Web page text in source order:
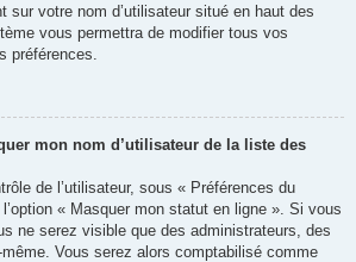
sur votre nom d’utilisateur situé en haut des
vous permettra de modifier tous vos
préférences.
mon nom d’utilisateur de la liste des
de l’utilisateur, sous « Préférences du
« Masquer mon statut en ligne ». Si vous
ne serez visible que des administrateurs, des
Vous serez alors comptabilisé comme